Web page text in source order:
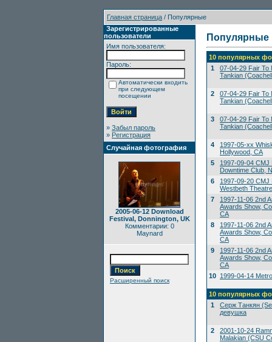
Главная страница / Популярные
Зарегистрированные
пользователи
Имя пользователя:
Пароль:
Автоматически входить
при следующем
посещении
» Забыл пароль
» Регистрация
Случайная фотография
2005-06-12 Download
Festival, Donnington, UK
Комментарии: 0
Maynard
Расширенный поиск
Популярные
10 популярных
1
07-04-29 Fair To
Tankian
2
07-04-29 Fair To
Tankian
3
07-04-29 Fair To
Tankian
4
1997-05-xx
Hollywood, CA
5
1997-09-04 CMJ
Downtime Club,
6
1997-09-20 CMJ
Westbeth
7
1997-11-06 2nd
Awards Show,
CA
8
1997-11-06 2nd
Awards Show,
CA
9
1997-11-06 2nd
Awards Show,
CA
10 1999-04-14
10 популярных
1
Серж Танкян
девушка
2
2001-10-24
Malakian (CSU